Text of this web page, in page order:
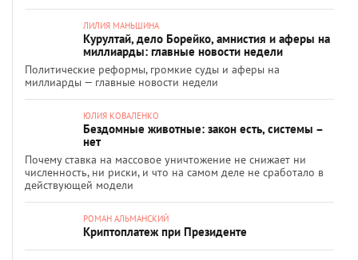
ЛИЛИЯ МАНЬШИНА
Курултай, дело Борейко, амнистия и аферы на
миллиарды: главные новости недели
Политические реформы, громкие суды и аферы на
миллиарды — главные новости недели
ЮЛИЯ КОВАЛЕНКО
Бездомные животные: закон есть, системы –
нет
Почему ставка на массовое уничтожение не снижает ни
численность, ни риски, и что на самом деле не сработало в
действующей модели
РОМАН АЛЬМАНСКИЙ
Криптоплатеж при Президенте